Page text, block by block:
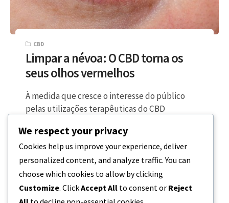
CBD
Limpar a névoa: O CBD torna os
seus olhos vermelhos
À medida que cresce o interesse do público
pelas utilizações terapêuticas do CBD
sobre os…
5 MINUTOS DE LEITURA 20 DE DEZEMBRO, 2023
We respect your privacy
Cookies help us improve your experience, deliver
personalized content, and analyze traffic. You can
choose which cookies to allow by clicking
Customize. ClickAccept All to consent or Reject